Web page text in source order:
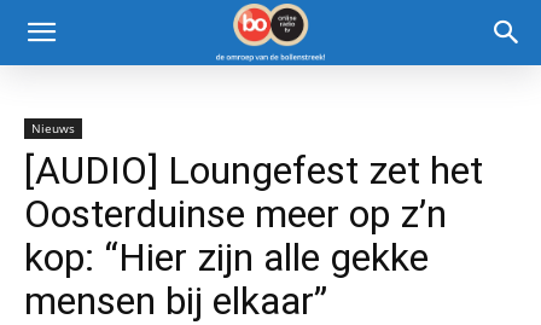
Nieuws
[AUDIO] Loungefest zet het
Oosterduinse meer op z’n
kop: “Hier zijn alle gekke
mensen bij elkaar”